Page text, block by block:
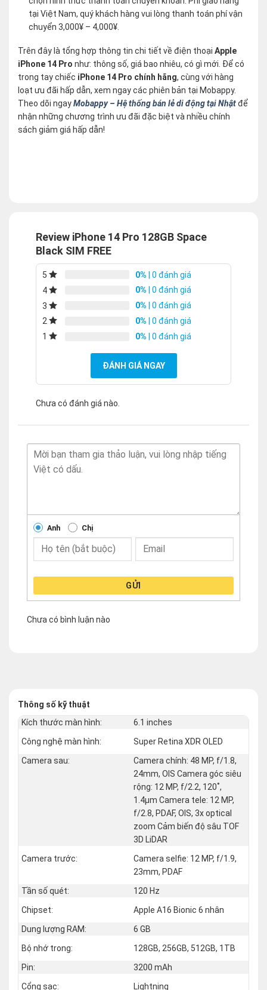
tại Việt Nam, quý khách hàng vui lòng thanh toán phí vận
chuyển 3,000¥ – 4,000¥.
Trên đây là tổng hợp thông tin chi tiết về điện thoại Apple
iPhone 14 Pro như: thông số, giá bao nhiêu, có gì mới. Để có
trong tay chiếc iPhone 14 Pro chính hãng, cùng với hàng
loạt ưu đãi hấp dẫn, xem ngay các phiên bản tại Mobappy.
Theo dõi ngayMobappy – Hệ thống bán lẻ di động tại Nhậtđể
nhận những chương trình ưu đãi đặc biệt và nhiều chính
sách giảm giá hấp dẫn!
Review iPhone 14 Pro 128GB Space
Black SIM FREE
5 0% | 0 đánh giá
4
0% | 0 đánh giá
3
0% | 0 đánh giá
2
0% | 0 đánh giá
1
0% | 0 đánh giá
ĐÁNH GIÁ NGAY
Chưa có đánh giá nào.
Anh Chị
GỬI
Chưa có bình luận nào
Thông số kỹ thuật
Kích thước màn hình:
6.1 inches
Công nghệ màn hình:
Super Retina XDR OLED
Camera sau:
Camera chính: 48 MP, f/1.8,
24mm, OIS Camera góc siêu
rộng: 12 MP, f/2.2, 120˚,
1.4µm Camera tele: 12 MP,
f/2.8, PDAF, OIS, 3x optical
zoom Cảm biến độ sâu TOF
3D LiDAR
Camera trước:
Camera selfie: 12 MP, f/1.9,
23mm, PDAF
Tần số quét:
120 Hz
Chipset:
Apple A16 Bionic 6 nhân
Dung lượng RAM:
6 GB
Bộ nhớ trong:
128GB, 256GB, 512GB, 1TB
Pin:
3200 mAh
Cổng sạc:
Lightning